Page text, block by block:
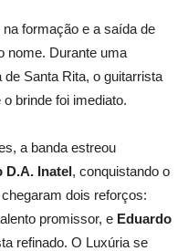
formação e a saída de
nome. Durante uma
Santa Rita, o guitarrista
brinde foi imediato.
a banda estreou
D.A. Inatel, conquistando o
dois reforços:
promissor, e Eduardo
refinado. O Luxúria se